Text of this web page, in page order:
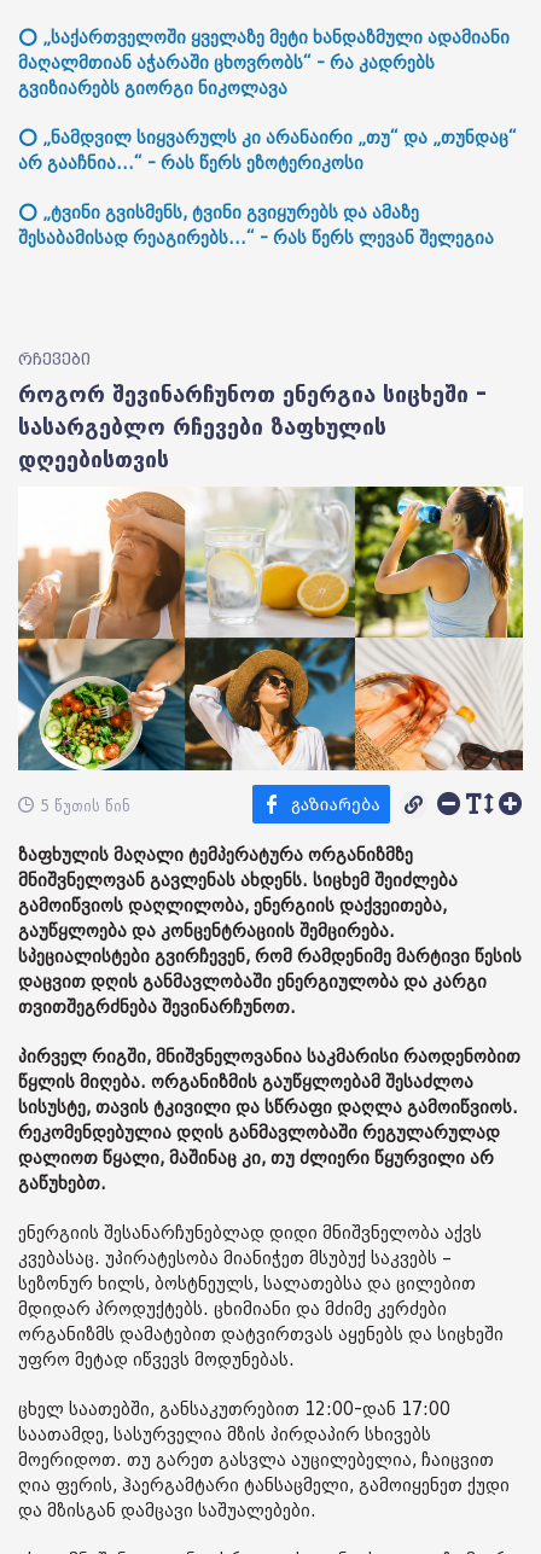
⭕ „საქართველოში ყველაზე მეტი ხანდაზმული ადამიანი
მაღალმთიან აჭარაში ცხოვრობს“ - რა კადრებს
გვიზიარებს გიორგი ნიკოლავა
⭕ „ნამდვილ სიყვარულს კი არანაირი „თუ“ და „თუნდაც“
არ გააჩნია...“ - რას წერს ეზოტერიკოსი
⭕ „ტვინი გვისმენს, ტვინი გვიყურებს და ამაზე
შესაბამისად რეაგირებს...“ - რას წერს ლევან შელეგია
რჩევები
როგორ შევინარჩუნოთ ენერგია სიცხეში –
სასარგებლო რჩევები ზაფხულის
დღეებისთვის
5 წუთის წინ
ზაფხულის მაღალი ტემპერატურა ორგანიზმზე
მნიშვნელოვან გავლენას ახდენს. სიცხემ შეიძლება
გამოიწვიოს დაღლილობა, ენერგიის დაქვეითება,
გაუწყლოება და კონცენტრაციის შემცირება.
სპეციალისტები გვირჩევენ, რომ რამდენიმე მარტივი წესის
დაცვით დღის განმავლობაში ენერგიულობა და კარგი
თვითშეგრძნება შევინარჩუნოთ.
პირველ რიგში, მნიშვნელოვანია საკმარისი რაოდენობით
წყლის მიღება. ორგანიზმის გაუწყლოებამ შესაძლოა
სისუსტე, თავის ტკივილი და სწრაფი დაღლა გამოიწვიოს.
რეკომენდებულია დღის განმავლობაში რეგულარულად
დალიოთ წყალი, მაშინაც კი, თუ ძლიერი წყურვილი არ
გაწუხებთ.
ენერგიის შესანარჩუნებლად დიდი მნიშვნელობა აქვს
კვებასაც. უპირატესობა მიანიჭეთ მსუბუქ საკვებს –
სეზონურ ხილს, ბოსტნეულს, სალათებსა და ცილებით
მდიდარ პროდუქტებს. ცხიმიანი და მძიმე კერძები
ორგანიზმს დამატებით დატვირთვას აყენებს და სიცხეში
უფრო მეტად იწვევს მოდუნებას.
ცხელ საათებში, განსაკუთრებით 12:00-დან 17:00
საათამდე, სასურველია მზის პირდაპირ სხივებს
მოერიდოთ. თუ გარეთ გასვლა აუცილებელია, ჩაიცვით
ღია ფერის, ჰაერგამტარი ტანსაცმელი, გამოიყენეთ ქუდი
და მზისგან დამცავი საშუალებები.